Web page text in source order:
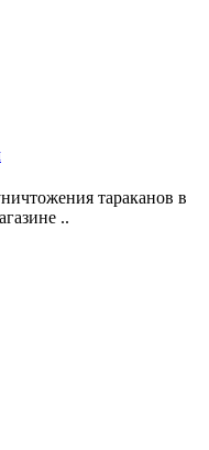
тараканов в
..